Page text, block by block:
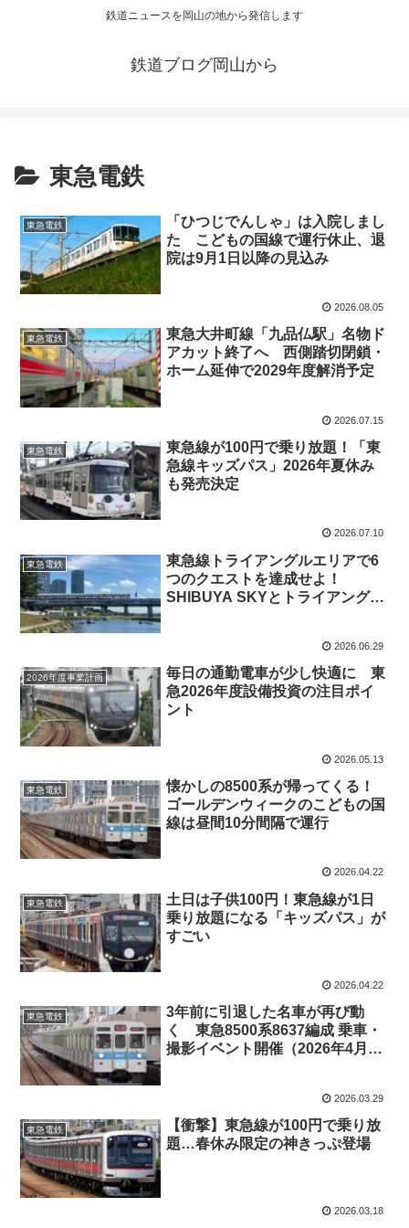
鉄道ニュースを岡山の地から発信します
鉄道ブログ岡山から
東急電鉄
東急電鉄
「ひつじでんしゃ」は入院しまし
た こどもの国線で運行休止、退
院は9月1日以降の見込み
2026.08.05
東急電鉄
東急大井町線「九品仏駅」名物ド
アカット終了へ 西側踏切閉鎖・
ホーム延伸で2029年度解消予定
2026.07.15
東急電鉄
東急線が100円で乗り放題！「東
急線キッズパス」2026年夏休み
も発売決定
2026.07.10
東急電鉄
東急線トライアングルエリアで6
つのクエストを達成せよ！
SHIBUYA SKYとトライアングル
2026.06.29
2026年度事業計画
毎日の通勤電車が少し快適に 東
急2026年度設備投資の注目ポイ
ント
2026.05.13
東急電鉄
懐かしの8500系が帰ってくる！
ゴールデンウィークのこどもの国
線は昼間10分間隔で運行
2026.04.22
東急電鉄
土日は子供100円！東急線が1日
乗り放題になる「キッズパス」が
すごい
2026.04.22
東急電鉄
3年前に引退した名車が再び動
く 東急8500系8637編成 乗車・
撮影イベント開催（2026年4月19
2026.03.29
東急電鉄
【衝撃】東急線が100円で乗り放
題…春休み限定の神きっぷ登場
2026.03.18